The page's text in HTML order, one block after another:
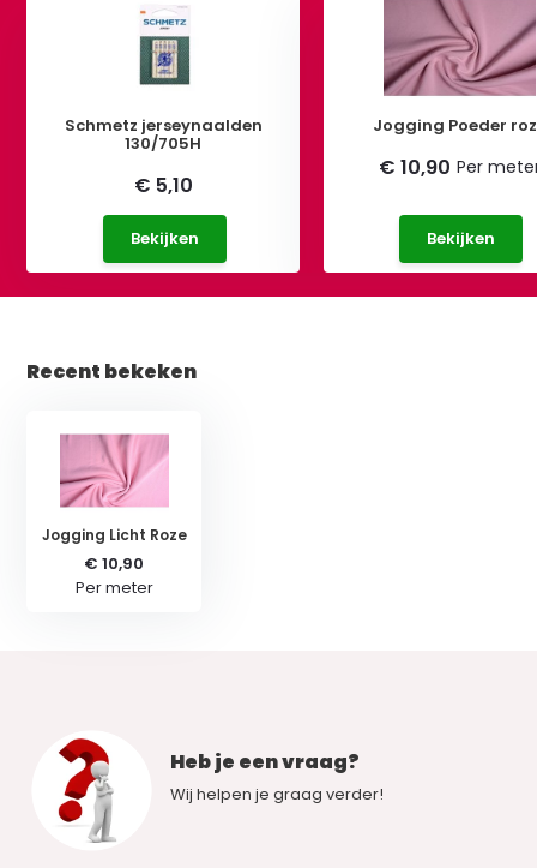
Schmetz jerseynaalden
130/705H
€ 5,10
Bekijken
Jogging Poeder
€ 10,90 Per
Bekijken
Recent bekeken
Jogging Licht Roze
€ 10,90
Per meter
Heb je een vraag?
Wij helpen je graag verder!